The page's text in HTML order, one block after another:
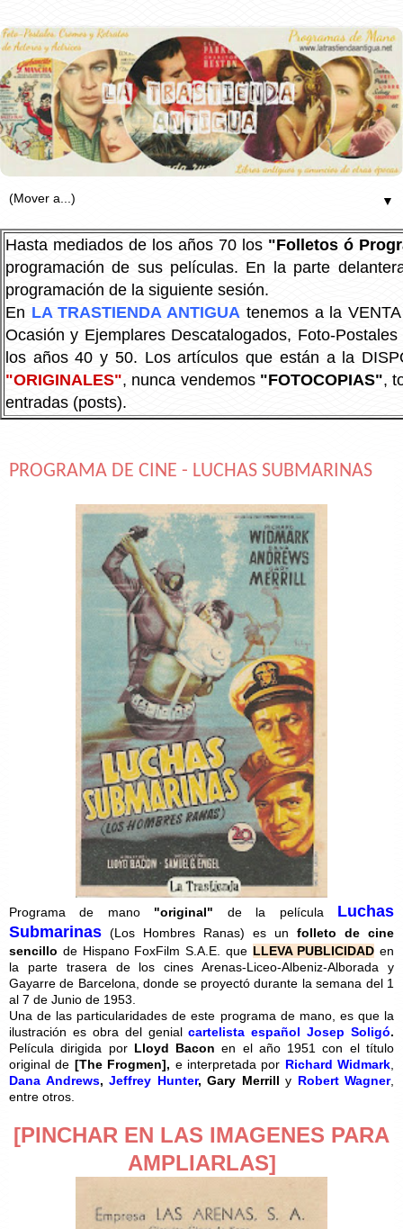
▼
Hasta mediados de los años 70 los "Folletos ó
programación de sus películas. En la parte
programación de la siguiente sesión.
En LA TRASTIENDA ANTIGUA tenemos a la
Ocasión y Ejemplares Descatalogados, Foto-
los años 40 y 50. Los artículos que están a la
"ORIGINALES", nunca vendemos "FOTOCOPIAS",
entradas (posts).
PROGRAMA DE CINE - LUCHAS SUBMARINAS
Programa de mano "original" de la película Luchas
Submarinas (Los Hombres Ranas) es un folleto de cine
sencillo de Hispano FoxFilm S.A.E. que LLEVA PUBLICIDAD en
la parte trasera de los cines Arenas-Liceo-Albeniz-Alborada y
Gayarre de Barcelona, donde se proyectó durante la semana del 1
al 7 de Junio de 1953.
Una de las particularidades de este programa de mano, es que la
ilustración es obra del genialcartelista español Josep Soligó.
Película dirigida por Lloyd Baconen el año 1951 con el título
original de [The Frogmen], e interpretada por Richard Widmark
Dana Andrews, Jeffrey Hunter, Gary Merrill y Robert Wagner,
entre otros.
[PINCHAR EN LAS IMAGENES PARA
AMPLIARLAS]